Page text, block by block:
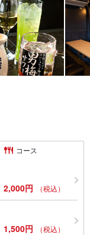
コース
2,000円 （税込）
1,500円 （税込）